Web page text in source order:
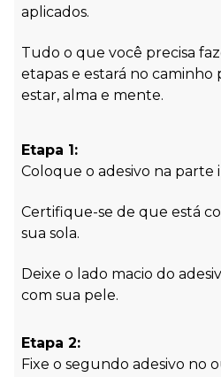
aplicados.
Tudo o que você precisa
etapas e estará no
estar, alma e mente.
Etapa 1:
Coloque o adesivo na parte
Certifique-se de que está
sua sola.
Deixe o lado macio do
com sua pele.
Etapa 2:
Fixe o segundo adesivo no